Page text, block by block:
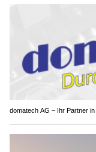
domatech AG – Ihr Partner